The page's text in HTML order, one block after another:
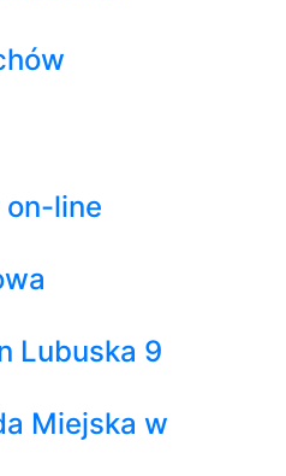
on-line
Lubuska 9
Miejska w